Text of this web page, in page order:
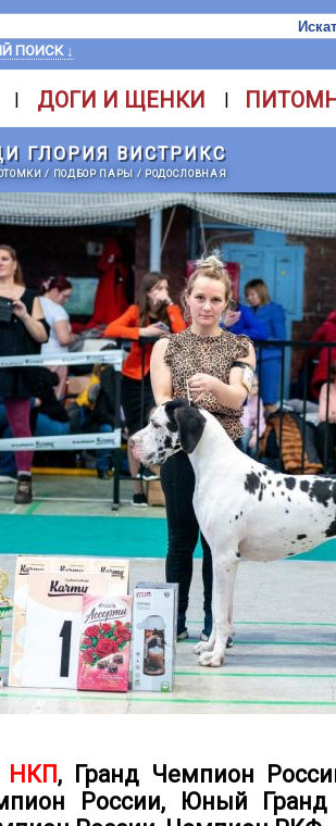
ПОИСК ↓
| ДОГИ И ЩЕНКИ |
ГЛОРИЯ ВИСТРИКС
/ ПОДБОР ПАРЫ / РОДОСЛОВНАЯ
НКП, Гранд Чемпион
России, Юный Гранд